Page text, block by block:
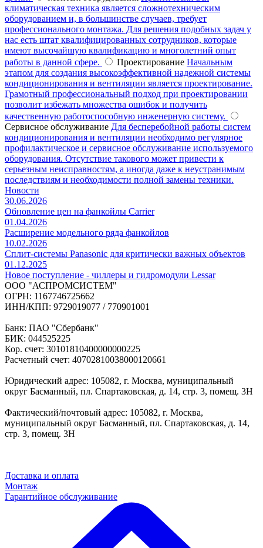
климатическая техника является сложнотехническим
оборудованием и, в большинстве случаев, требует
профессионального монтажа. Для решения подобных задач у
нас есть штат квалифицированных сотрудников, которые
имеют высочайшую квалификацию и многолетний опыт
работы в данной сфере.
Проектирование Начальным
этапом для создания высокоэффективной надежной системы
кондиционирования и вентиляции является проектирование.
Грамотный профессиональный подход при проектировании
позволит избежать множества ошибок и получить
качественную работоспособную инженерную систему.
Сервисное обслуживание Для бесперебойной работы систем
кондиционирования и вентиляции необходимо регулярное
профилактическое и сервисное обслуживание используемого
оборудования. Отсутствие такового может привести к
серьезным неисправностям, а иногда даже к неустранимым
последствиям и необходимости полной замены техники.
Новости
30.06.2026
Обновление цен на фанкойлы Carrier
01.04.2026
Расширение модельного ряда фанкойлов
10.02.2026
Сплит-системы Panasonic для критически важных объектов
01.12.2025
Новое поступление - чиллеры и гидромодули Lessar
ООО "АСПРОМСИСТЕМ"
ОГРН: 1167746725662
ИНН/КПП: 9729019077 / 770901001
Банк: ПАО "Сбербанк"
БИК: 044525225
Кор. счет: 30101810400000000225
Расчетный счет: 40702810038000120661
Юридический адрес: 105082, г. Москва, муниципальный
округ Басманный, пл. Спартаковская, д. 14, стр. 3, помещ. 3Н
Фактический/почтовый адрес: 105082, г. Москва,
муниципальный округ Басманный, пл. Спартаковская, д. 14,
стр. 3, помещ. 3Н
Доставка и оплата
Монтаж
Гарантийное обслуживание